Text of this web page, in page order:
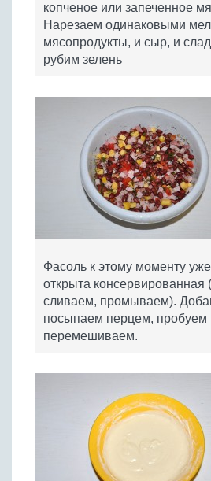
копченое или запеченное
Нарезаем одинаковыми
мясопродукты, и сыр, и
рубим зелень
Фасоль к этому моменту уже
открыта консервированная
сливаем, промываем).
посыпаем перцем, пробуем
перемешиваем.